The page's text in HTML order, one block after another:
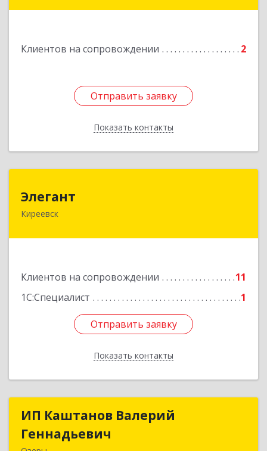
Клиентов на сопровождении 2
Отправить заявку
Показать контакты
Отправить заявку
Назад
Элегант
Киреевск
Клиентов на сопровождении
11
1С:Специалист
1
Отправить заявку
Показать контакты
301262, Тульская обл, Киреевск г, Чехова ул,
Отправить заявку
Назад
ИП Каштанов Валерий
Геннадьевич
ИП Каштанов Валерий